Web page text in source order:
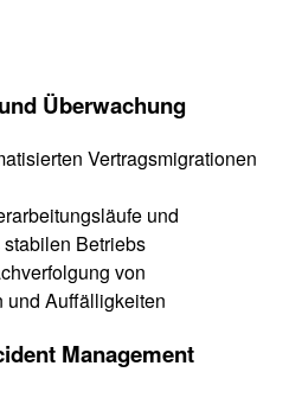
Überwachung
Vertragsmigrationen
und
Betriebs
von
und Auffälligkeiten
Management